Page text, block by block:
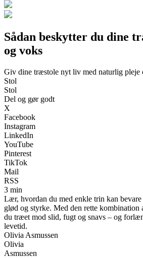
Sådan beskytter du dine
og voks
Giv dine træstole nyt liv med naturlig pleje
Stol
Stol
Del og gør godt
X
Facebook
Instagram
LinkedIn
YouTube
Pinterest
TikTok
Mail
RSS
3 min
Lær, hvordan du med enkle trin kan
glød og styrke. Med den rette kombination
du træet mod slid, fugt og snavs – og
levetid.
Olivia Asmussen
Olivia
Asmussen